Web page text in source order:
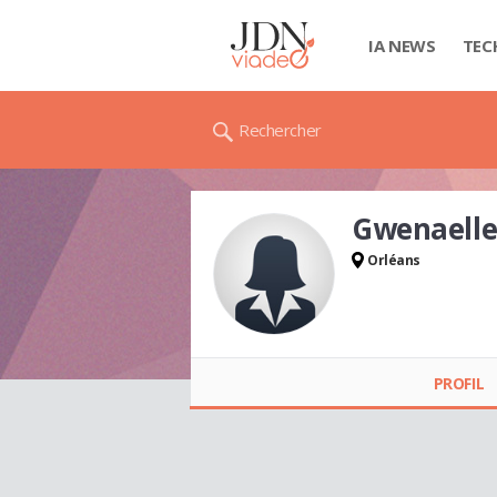
IA NEWS
Rechercher
Orléans
PROFIL